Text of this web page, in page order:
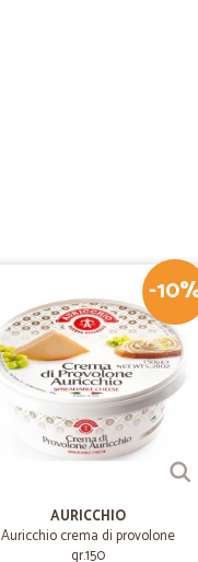
-
AURICCHIO
Auricchio crema di provolone
gr.150